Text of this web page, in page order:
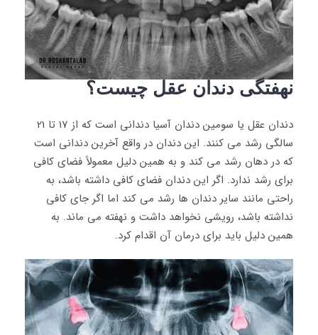
نهفتگی دندان عقل چیست؟
دندان عقل یا سومین دندان آسیا دندانی است که از 17 تا 21
سالگی رشد می کنند. این دندان در واقع آخرین دندانی است
که در دهان رشد می کند و به همین دلیل معمولاً فضای کافی
برای رشد ندارد. اگر این دندان فضای کافی داشته باشد، به
راحتی مانند سایر دندان ها رشد می کند اما اگر جای کافی
نداشته باشد، رویشی نخواهد داشت و نهفته می ماند. به
همین دلیل باید برای درمان آن اقدام کرد.